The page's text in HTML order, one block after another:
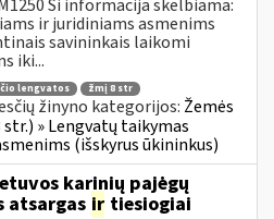
Ši informacija skelbiama:
ir juridiniams asmenims
savininkais laikomi
iki...
lengvatos
žmį 8 str
žinyno kategorijos: Žemės
» Lengvatų taikymas
(išskyrus ūkininkus)
karinių pajėgų
atsargas ir tiesiogiai